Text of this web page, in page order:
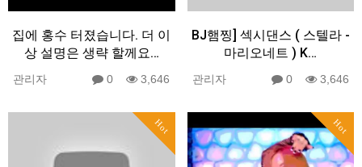
집에 홍수 터졌습니다. 더 이
상 설명은 생략 할께요…
관리자 0 3,646
BJ햄찡] 섹시댄스 ( 스텔라 -
마리오네트 ) K…
관리자 0 3,646
Hot Hot